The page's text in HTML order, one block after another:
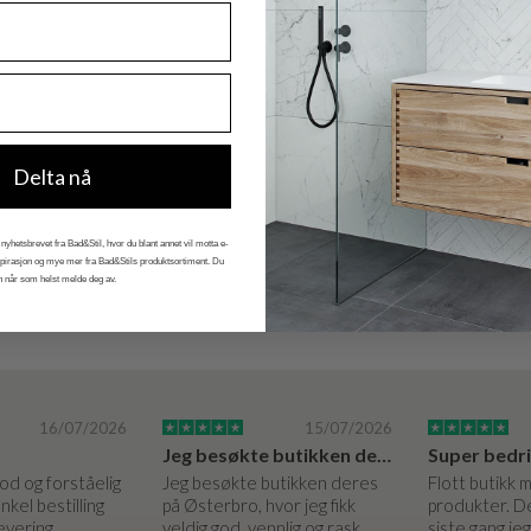
16/07/2026
og forståelig
bestilling
15/07/2026
Jeg besøkte butikken deres på Østerbro.
Jeg besøkte butikken deres
på Østerbro, hvor jeg fikk
Flott butikk
produkter.
Delta nå
fra Bad&Stil, hvor du blant annet vil motta e-
og mye mer fra Bad&Stils produktsortiment. Du
når som helst melde deg av.